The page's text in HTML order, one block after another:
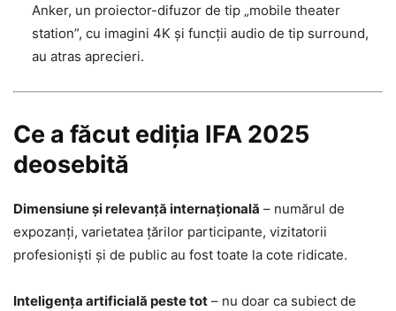
Anker, un proiector-difuzor de tip „mobile theater
station”, cu imagini 4K și funcții audio de tip surround,
au atras aprecieri.
Ce a făcut ediția IFA 2025
deosebită
Dimensiune și relevanță internațională – numărul de
expozanți, varietatea țărilor participante, vizitatorii
profesioniști și de public au fost toate la cote ridicate.
Inteligența artificială peste tot – nu doar ca subiect de